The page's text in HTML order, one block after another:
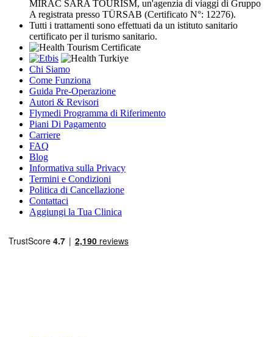
MIRAC SARA TOURISM, un'agenzia di viaggi di Gruppo
A registrata presso TÜRSAB (Certificato N°: 12276).
Tutti i trattamenti sono effettuati da un istituto sanitario
certificato per il turismo sanitario.
Chi Siamo
Come Funziona
Guida Pre-Operazione
Autori & Revisori
Flymedi Programma di Riferimento
Piani Di Pagamento
Carriere
FAQ
Blog
Informativa sulla Privacy
Termini e Condizioni
Politica di Cancellazione
Contattaci
Aggiungi la Tua Clinica